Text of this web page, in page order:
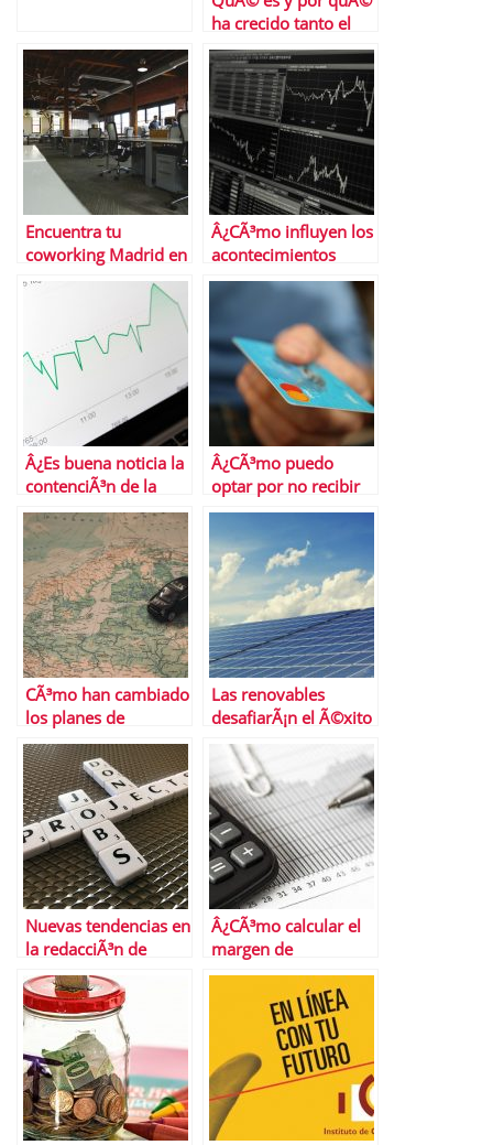
ha crecido tanto el
trading de
criptomonedas
Encuentra tu
coworking Madrid en
Cloudworks
Â¿CÃ³mo influyen los
acontecimientos
histÃ³ricos en el
mercado bursÃ¡til
Â¿Es buena noticia la
contenciÃ³n de la
inflaciÃ³n
subyacente?
Â¿CÃ³mo puedo
optar por no recibir
ofertas de tarjetas de
crÃ©dito?
CÃ³mo han cambiado
los planes de
transporte en
Semana Santa las
restricciones
Las renovables
desafiarÃ¡n el Ã©xito
del gas natural a
largo plazo
Nuevas tendencias en
la redacciÃ³n de
curriculums que
debes conocer
Â¿CÃ³mo calcular el
margen de
contribuciÃ³n?